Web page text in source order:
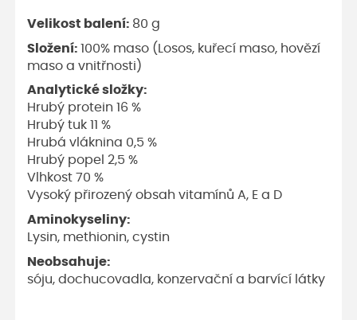
Velikost balení: 80 g
Složení: 100% maso (Losos, kuřecí maso, hovězí
maso a vnitřnosti)
Analytické složky:
Hrubý protein 16 %
Hrubý tuk 11 %
Hrubá vláknina 0,5 %
Hrubý popel 2,5 %
Vlhkost 70 %
Vysoký přirozený obsah vitamínů A, E a D
Aminokyseliny:
Lysin, methionin, cystin
Neobsahuje:
sóju, dochucovadla, konzervační a barvící látky